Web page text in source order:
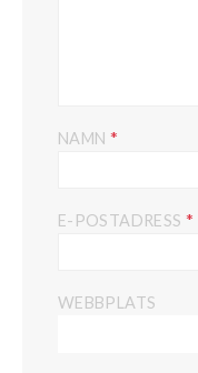
NAMN *
E-POSTADRESS *
WEBBPLATS